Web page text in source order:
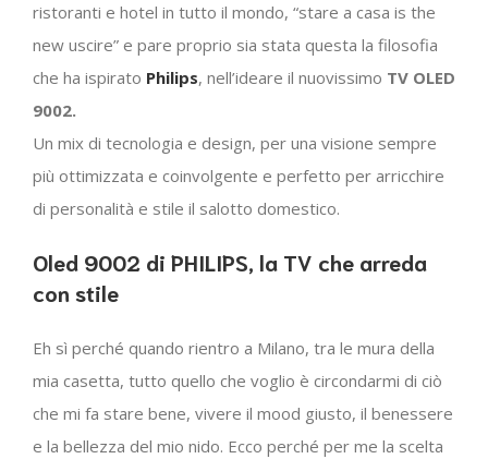
ristoranti e hotel in tutto il mondo, “stare a casa is the
new uscire” e pare proprio sia stata questa la filosofia
che ha ispirato Philips, nell’ideare il nuovissimo TV OLED
9002.
Un mix di tecnologia e design, per una visione sempre
più ottimizzata e coinvolgente e perfetto per arricchire
di personalità e stile il salotto domestico.
Oled 9002 di PHILIPS, la TV che arreda
con stile
Eh sì perché quando rientro a Milano, tra le mura della
mia casetta, tutto quello che voglio è circondarmi di ciò
che mi fa stare bene, vivere il mood giusto, il benessere
e la bellezza del mio nido. Ecco perché per me la scelta